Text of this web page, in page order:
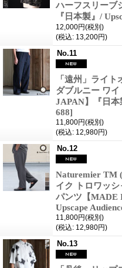
ハーフスリーブ
『日本製』/
12,000円(税別)
(税込: 13,200円)
No.11
「遠州」ライ
ダブルニー ワ
JAPAN】『日本
688]
11,800円(税別)
(税込: 12,980円)
No.12
Naturemier TM
イク トロワッ
パンツ【MADE
Upscape
11,800円(税別)
(税込: 12,980円)
No.13